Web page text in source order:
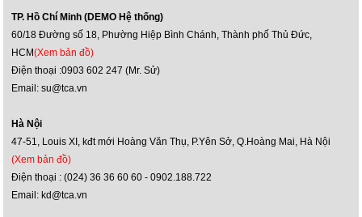
TP. Hồ Chí Minh (DEMO Hệ thống)
60/18 Đường số 18, Phường Hiệp Bình Chánh, Thành phố Thủ Đức,
HCM(Xem bản đồ)
Điện thoại :0903 602 247 (Mr. Sử)
Email: su@tca.vn
Hà Nội
47-51, Louis XI, kđt mới Hoàng Văn Thụ, P.Yên Sở, Q.Hoàng Mai, Hà Nội
(Xem bản đồ)
Điện thoại : (024) 36 36 60 60 - 0902.188.722
Email: kd@tca.vn